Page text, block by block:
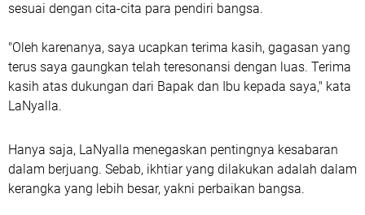
sesuai dengan cita-cita para pendiri bangsa.
"Oleh karenanya, saya ucapkan terima kasih, gagasan yang
terus saya gaungkan telah teresonansi dengan luas. Terima
kasih atas dukungan dari Bapak dan Ibu kepada saya," kata
LaNyalla.
Hanya saja, LaNyalla menegaskan pentingnya kesabaran
dalam berjuang. Sebab, ikhtiar yang dilakukan adalah dalam
kerangka yang lebih besar, yakni perbaikan bangsa.